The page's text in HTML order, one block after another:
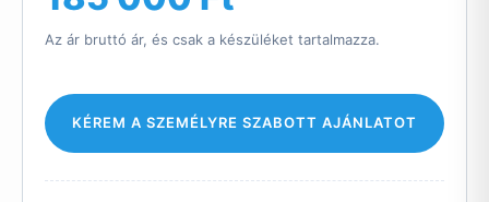
Az ár bruttó ár, és csak a készüléket tartalmazza.
KÉREM A SZEMÉLYRE SZABOTT AJÁNLATOT